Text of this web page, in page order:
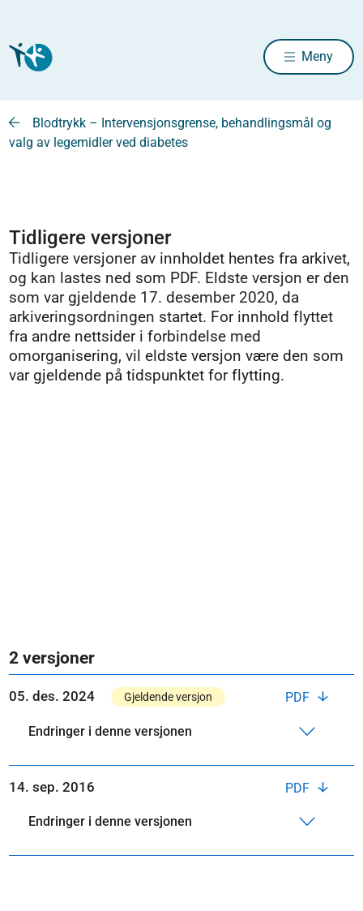
Meny
Blodtrykk – Intervensjonsgrense, behandlingsmål og
valg av legemidler ved diabetes
Tidligere versjoner
Tidligere versjoner av innholdet hentes fra arkivet,
og kan lastes ned som PDF. Eldste versjon er den
som var gjeldende 17. desember 2020, da
arkiveringsordningen startet. For innhold flyttet
fra andre nettsider i forbindelse med
omorganisering, vil eldste versjon være den som
var gjeldende på tidspunktet for flytting.
2 versjoner
PDF
05. des. 2024 Gjeldende versjon
Endringer i denne versjonen
PDF
14. sep. 2016
Endringer i denne versjonen